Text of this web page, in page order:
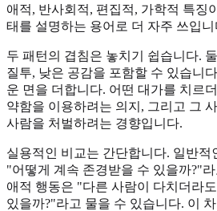
애적, 반사회적, 편집적, 가학적 특징
태를 설명하는 용어로 더 자주 쓰입니
두 패턴의 겹침은 놓치기 쉽습니다.
질투, 낮은 공감을 포함할 수 있습니
운 면을 더합니다. 어떤 대가를 치르
약함을 이용하려는 의지, 그리고 그
사람을 처벌하려는 경향입니다.
실용적인 비교는 간단합니다. 일반적
"어떻게 계속 존경받을 수 있을까?"라
애적 행동은 "다른 사람이 다치더라
있을까?"라고 물을 수 있습니다. 이